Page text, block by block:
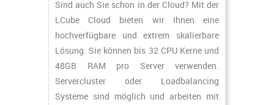
Sind auch Sie schon in der Cloud? Mit der
LCube Cloud bieten wir Ihnen eine
hochverfügbare und extrem skalierbare
Lösung. Sie können bis 32 CPU Kerne und
48GB RAM pro Server verwenden.
Servercluster oder Loadbalancing
Systeme sind möglich und arbeiten mit